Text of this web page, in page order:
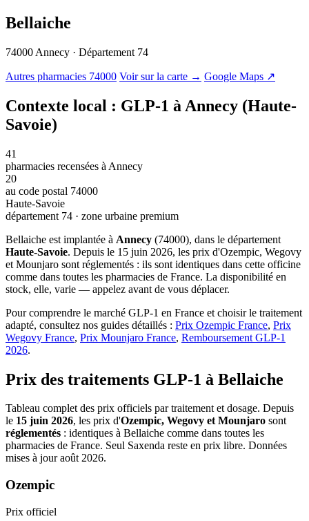
Bellaiche
74000 Annecy · Département 74
Autres pharmacies 74000 Voir sur la carte → Google Maps ↗
Contexte local : GLP-1 à Annecy (Haute-
Savoie)
41
pharmacies recensées à Annecy
20
au code postal 74000
Haute-Savoie
département 74 · zone urbaine premium
Bellaiche est implantée à Annecy (74000), dans le département
Haute-Savoie. Depuis le 15 juin 2026, les prix d'Ozempic, Wegovy
et Mounjaro sont réglementés : ils sont identiques dans cette officine
comme dans toutes les pharmacies de France. La disponibilité en
stock, elle, varie — appelez avant de vous déplacer.
Pour comprendre le marché GLP-1 en France et choisir le traitement
adapté, consultez nos guides détaillés : Prix Ozempic France, Prix
Wegovy France, Prix Mounjaro France, Remboursement GLP-1
2026.
Prix des traitements GLP-1 à Bellaiche
Tableau complet des prix officiels par traitement et dosage. Depuis
le 15 juin 2026, les prix d'Ozempic, Wegovy et Mounjaro sont
réglementés : identiques à Bellaiche comme dans toutes les
pharmacies de France. Seul Saxenda reste en prix libre. Données
mises à jour août 2026.
Ozempic
Prix officiel